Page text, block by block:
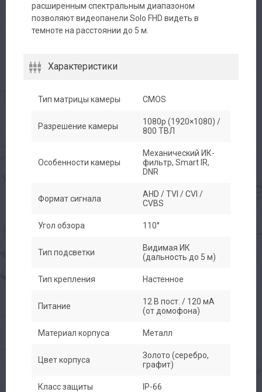
расширенным спектральным диапазоном
позволяют видеопанели Solo FHD видеть в
темноте на расстоянии до 5 м.
Характеристики
Тип матрицы камеры CMOS
Разрешение камеры
1080p (1920×1080) /
800 ТВЛ
Особенности камеры
Механический ИК-
фильтр, Smart IR,
DNR
Формат сигнала
AHD / TVI / CVI /
CVBS
Угол обзора 110°
Тип подсветки
Видимая ИК
(дальность до 5 м)
Тип крепления Настенное
Питание
12 В пост. / 120 мА
(от домофона)
Материал корпуса Металл
Цвет корпуса
Золото (серебро,
графит)
Класс защиты IP-66